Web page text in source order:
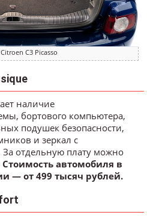
C3 Picasso
наличие
бортового компьютера,
подушек безопасности,
и зеркал с
отдельную плату можно
Стоимость автомобиля в
— от 499 тысяч рублей.